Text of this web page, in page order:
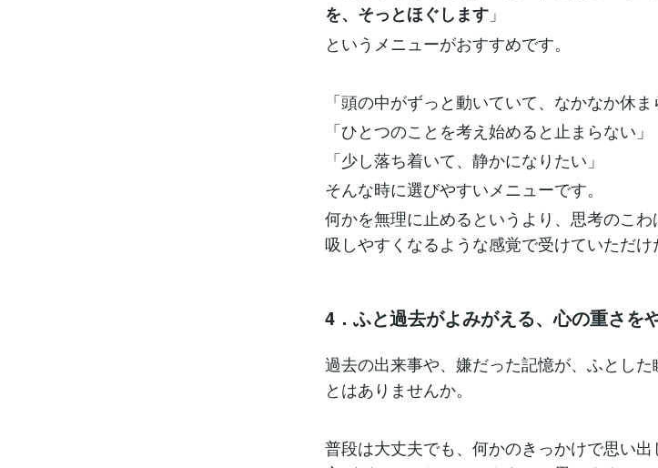
を、そっとほぐします 」
というメニューがおすすめです。
「頭の中がずっと動いていて、なかなか休ま
「ひとつのことを考え始めると止まらない」
「少し落ち着いて、静かになりたい」
そんな時に選びやすいメニューです。
何かを無理に止めるというより、思考のこ
吸しやすくなるような感覚で受けていただけ
4．ふと過去がよみがえる、心の重さを
過去の出来事や、嫌だった記憶が、ふとし
とはありませんか。
普段は大丈夫でも、何かのきっかけで思い出